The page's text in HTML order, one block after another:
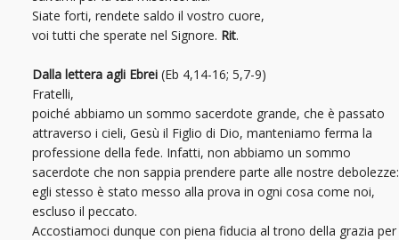
Siate forti, rendete saldo il vostro cuore,
voi tutti che sperate nel Signore. Rit.
Dalla lettera agli Ebrei (Eb 4,14-16; 5,7-9)
Fratelli,
poiché abbiamo un sommo sacerdote grande, che è passato
attraverso i cieli, Gesù il Figlio di Dio, manteniamo ferma la
professione della fede. Infatti, non abbiamo un sommo
sacerdote che non sappia prendere parte alle nostre debolezze:
egli stesso è stato messo alla prova in ogni cosa come noi,
escluso il peccato.
Accostiamoci dunque con piena fiducia al trono della grazia per